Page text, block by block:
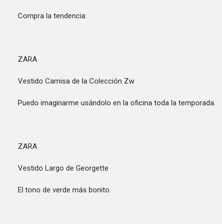
Compra la tendencia:
ZARA
Vestido Camisa de la Colección Zw
Puedo imaginarme usándolo en la oficina toda la temporada.
ZARA
Vestido Largo de Georgette
El tono de verde más bonito.